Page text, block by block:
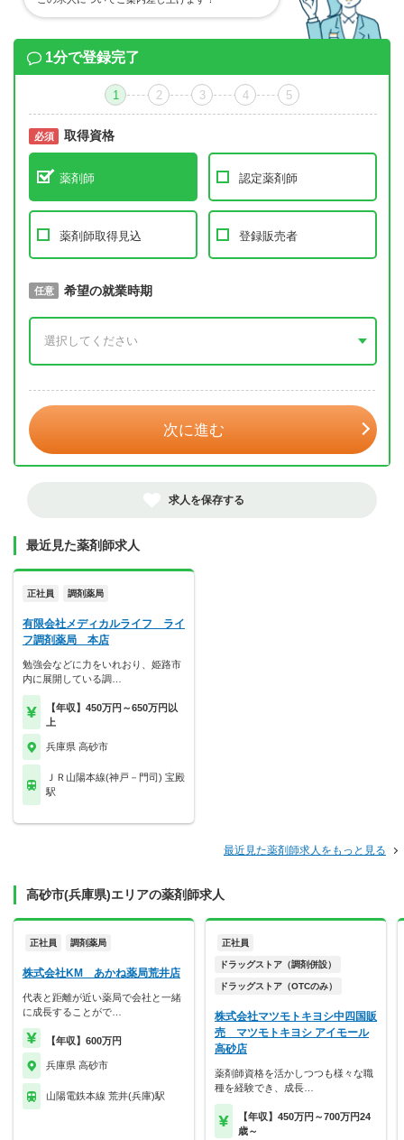
1分で登録完了
1 2 3 4 5
必須 取得資格
薬剤師 認定薬剤師
薬剤師取得見込 登録販売者
必須 取得予定年
任意 希望の就業時期
次に進む
求人を保存する
最近見た薬剤師求人
正社員 調剤薬局
有限会社メディカルライフ ライ
フ調剤薬局 本店
勉強会などに力をいれおり、姫路市
内に展開している調…
【年収】450万円～650万円以
上
兵庫県 高砂市
ＪＲ山陽本線(神戸－門司) 宝殿
駅
最近見た薬剤師求人をもっと見る
高砂市(兵庫県)エリアの薬剤師求人
正社員 調剤薬局
株式会社KM あかね薬局荒井店
代表と距離が近い薬局で会社と一緒
に成長することがで…
【年収】600万円
兵庫県 高砂市
山陽電鉄本線 荒井(兵庫)駅
正社員
ドラッグストア（調剤併設）
ドラッグストア（OTCのみ）
株式会社マツモトキヨシ中四国販
売 マツモトキヨシ アイモール
高砂店
薬剤師資格を活かしつつも様々な職
種を経験でき、成長…
【年収】450万円～700万円24
歳～